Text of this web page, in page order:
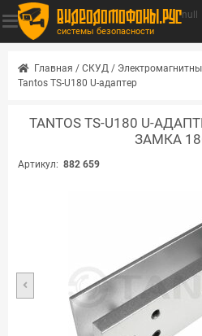
видеодомофоны.рус
системы безопасности
null
Главная / СКУД /
Tantos TS-U180 U-адаптер
TANTOS TS-U180 U-
ЗАМКА
Артикул: 882 659